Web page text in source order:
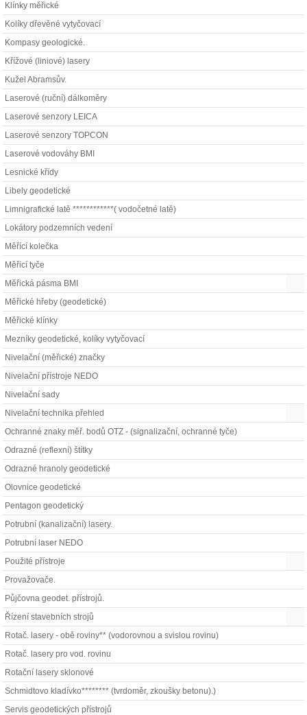
Klínky měřické
Kolíky dřevěné vytyčovací
Kompasy geologické.
Křížové (liniové) lasery
Kužel Abramsův.
Laserové (ruční) dálkoměry
Laserové senzory LEICA
Laserové senzory TOPCON
Laserové vodováhy BMI
Lesnické křídy
Libely geodetické
Limnigrafické latě ************( vodočetné latě)
Lokátory podzemních vedení
Měřící kolečka
Měřicí tyče
Měřická pásma BMI
Měřické hřeby (geodetické)
Měřické klínky
Mezníky geodetické, kolíky vytyčovací
Nivelační (měřické) značky
Nivelační přístroje NEDO
Nivelační sady
Nivelační technika přehled
Ochranné znaky měř. bodů OTZ - (signalizační, ochranné tyče)
Odrazné (reflexní) štítky
Odrazné hranoly geodetické
Olovnice geodetické
Pentagon geodetický
Potrubní (kanalizační) lasery.
Potrubní laser NEDO
Použité přístroje
Provažovače.
Půjčovna geodet. přístrojů.
Řízení stavebních strojů
Rotač. lasery - obě roviny** (vodorovnou a svislou rovinu)
Rotač. lasery pro vod. rovinu
Rotační lasery sklonové
Schmidtovo kladívko******** (tvrdoměr, zkoušky betonu).)
Servis geodetických přístrojů